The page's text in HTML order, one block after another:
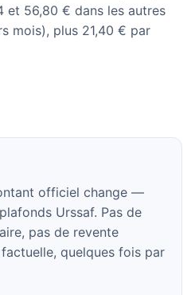
56,80 € dans les autres
mois), plus 21,40 € par
officiel change —
Urssaf. Pas de
pas de revente
quelques fois par